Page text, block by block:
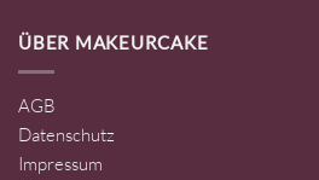
ÜBER MAKEURCAKE
AGB
Datenschutz
Impressum